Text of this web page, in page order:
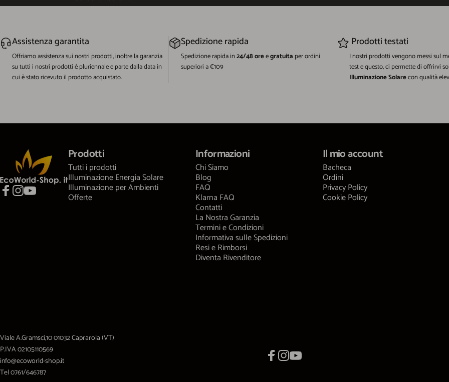
Assistenza garantita
Offriamo assistenza sui nostri prodotti, inoltre la garanzia
su tutti i nostri prodotti è pluriennale e parte dalla data in
cui è stato ricevuto il prodotto acquistato.
Spedizione rapida
Spedizione rapida in24/48 oreegratuita per ordini
superiori a €109
Prodotti testati
I nostri prodotti vengono messi sul
test e questo, ci permette di offrirvi
Illuminazione Solarecon qualità
EcoWorld-Shop Prodotti
Tutti i prodotti
Illuminazione Energia Solare
Illuminazione per Ambienti
Offerte
Informazioni
Chi Siamo
Blog
FAQ
Klarna FAQ
Contatti
La Nostra Garanzia
Termini e Condizioni
Informativa sulle Spedizioni
Resi e Rimborsi
Diventa Rivenditore
Il mio account
Bacheca
Ordini
Privacy Policy
Cookie Policy
Viale A.Gramsci,10 01032 Caprarola (VT)
P.IVA 02105110569
info@ecoworld-shop.it
Tel 0761/646787